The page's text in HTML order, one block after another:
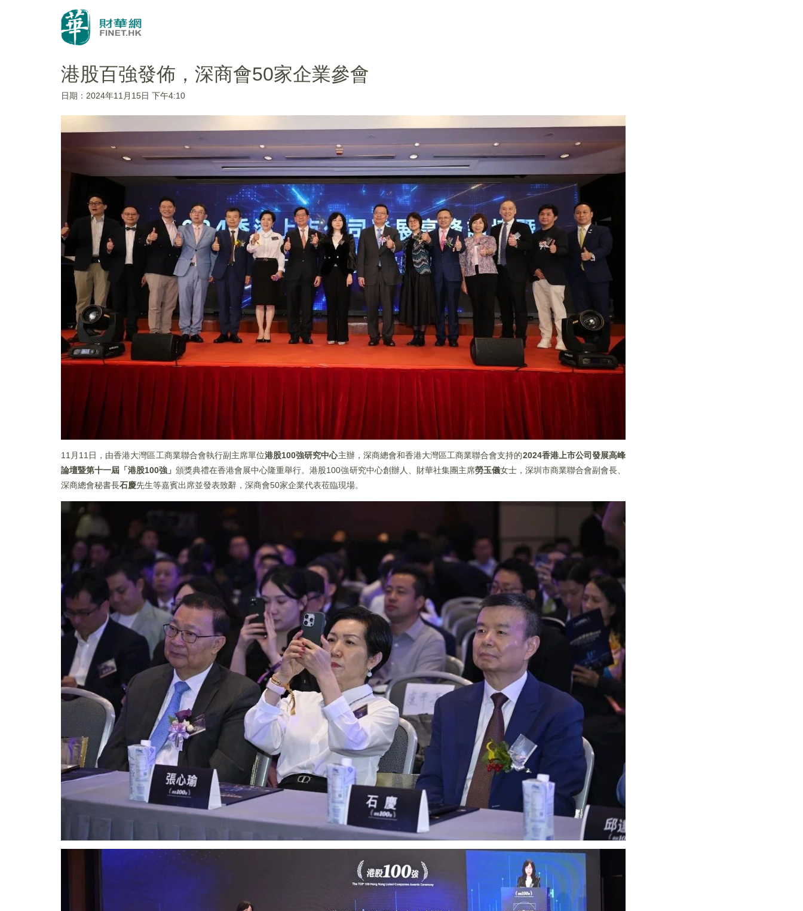
港股百強發佈，深商會50家企業參會
日期：2024年11月15日 下午4:10
11月11日，由香港大灣區工商業聯合會執行副主席單位港股100強研究中心主辦，深商總會和香港大灣區工商業聯合會支持的2024香港上市公司發展高峰
論壇暨第十一屆「港股100強」頒獎典禮在香港會展中心隆重舉行。港股100強研究中心創辦人、財華社集團主席勞玉儀女士，深圳市商業聯合會副會長、
深商總會秘書長石慶先生等嘉賓出席並發表致辭，深商會50家企業代表莅臨現場。